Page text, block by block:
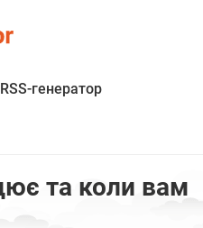
RSS-генератор
та коли вам